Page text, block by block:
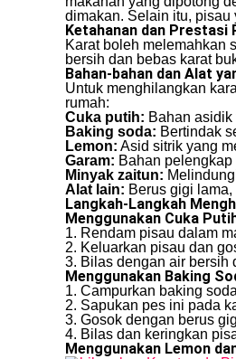
dimakan. Selain itu, pisau
Ketahanan dan Prestasi
Karat boleh melemahkan
bersih dan bebas karat
Bahan-bahan dan Alat
Untuk menghilangkan
rumah:
Cuka putih: Bahan
Baking soda: Bertindak
Lemon: Asid sitrik yang
Garam: Bahan pelengkap
Minyak zaitun:
Alat lain: Berus gigi
Langkah-Langkah
Menggunakan Cuka
1. Rendam pisau dalam
2. Keluarkan pisau dan
3. Bilas dengan air bersih
Menggunakan Baking
1. Campurkan baking
2. Sapukan pes ini pada
3. Gosok dengan berus
4. Bilas dan keringkan
Menggunakan Lemon